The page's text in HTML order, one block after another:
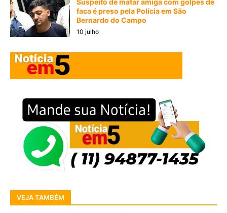
faca é preso pela Polícia em São
Bernardo do Campo
10 julho
VEJA TAMBÉM